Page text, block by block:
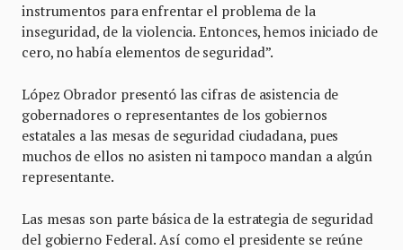
instrumentos para enfrentar el problema de la
inseguridad, de la violencia. Entonces, hemos iniciado de
cero, no había elementos de seguridad”.
López Obrador presentó las cifras de asistencia de
gobernadores o representantes de los gobiernos
estatales a las mesas de seguridad ciudadana, pues
muchos de ellos no asisten ni tampoco mandan a algún
representante.
Las mesas son parte básica de la estrategia de seguridad
del gobierno Federal. Así como el presidente se reúne